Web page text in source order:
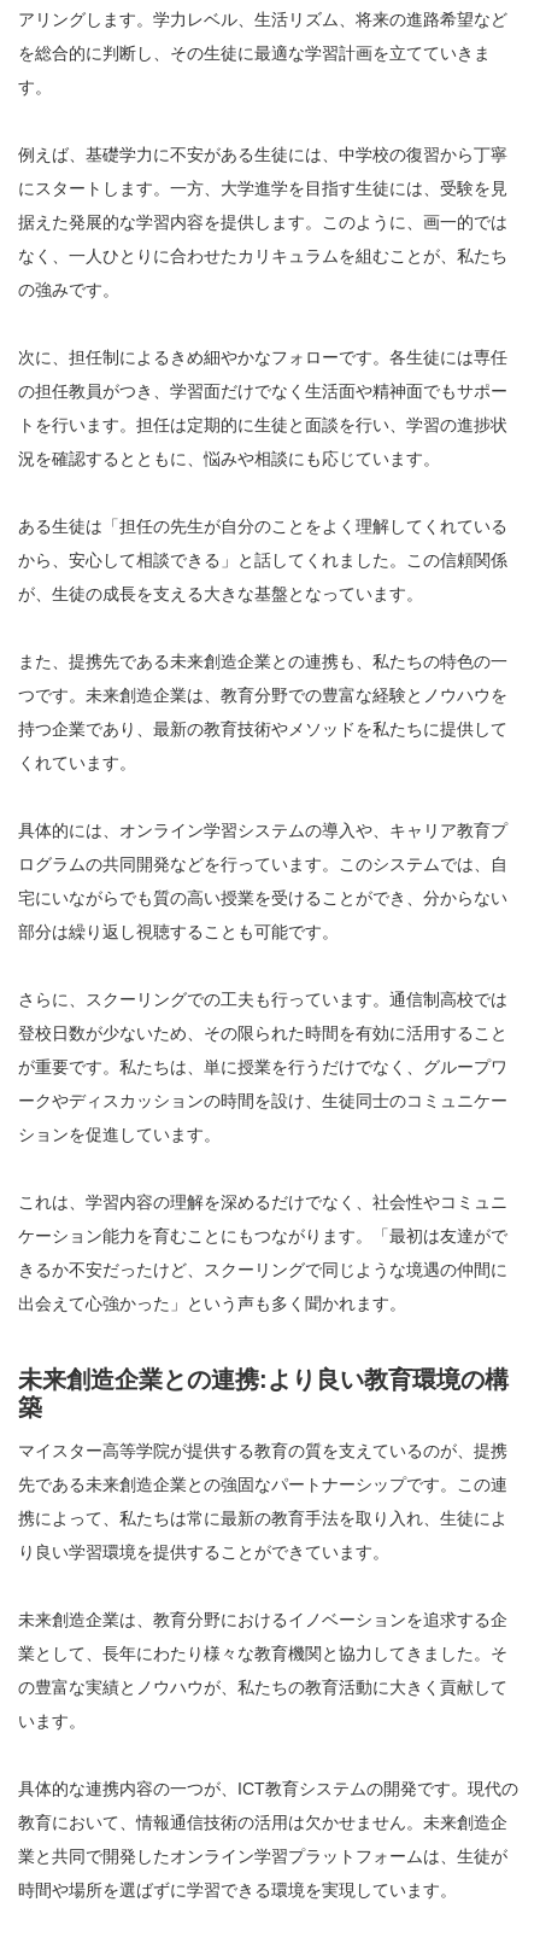
アリングします。学力レベル、生活リズム、将来の進路希望など
を総合的に判断し、その生徒に最適な学習計画を立てていきま
す。
例えば、基礎学力に不安がある生徒には、中学校の復習から丁寧
にスタートします。一方、大学進学を目指す生徒には、受験を見
据えた発展的な学習内容を提供します。このように、画一的では
なく、一人ひとりに合わせたカリキュラムを組むことが、私たち
の強みです。
次に、担任制によるきめ細やかなフォローです。各生徒には専任
の担任教員がつき、学習面だけでなく生活面や精神面でもサポー
トを行います。担任は定期的に生徒と面談を行い、学習の進捗状
況を確認するとともに、悩みや相談にも応じています。
ある生徒は「担任の先生が自分のことをよく理解してくれている
から、安心して相談できる」と話してくれました。この信頼関係
が、生徒の成長を支える大きな基盤となっています。
また、提携先である未来創造企業との連携も、私たちの特色の一
つです。未来創造企業は、教育分野での豊富な経験とノウハウを
持つ企業であり、最新の教育技術やメソッドを私たちに提供して
くれています。
具体的には、オンライン学習システムの導入や、キャリア教育プ
ログラムの共同開発などを行っています。このシステムでは、自
宅にいながらでも質の高い授業を受けることができ、分からない
部分は繰り返し視聴することも可能です。
さらに、スクーリングでの工夫も行っています。通信制高校では
登校日数が少ないため、その限られた時間を有効に活用すること
が重要です。私たちは、単に授業を行うだけでなく、グループワ
ークやディスカッションの時間を設け、生徒同士のコミュニケー
ションを促進しています。
これは、学習内容の理解を深めるだけでなく、社会性やコミュニ
ケーション能力を育むことにもつながります。「最初は友達がで
きるか不安だったけど、スクーリングで同じような境遇の仲間に
出会えて心強かった」という声も多く聞かれます。
未来創造企業との連携:より良い教育環境の構
築
マイスター高等学院が提供する教育の質を支えているのが、提携
先である未来創造企業との強固なパートナーシップです。この連
携によって、私たちは常に最新の教育手法を取り入れ、生徒によ
り良い学習環境を提供することができています。
未来創造企業は、教育分野におけるイノベーションを追求する企
業として、長年にわたり様々な教育機関と協力してきました。そ
の豊富な実績とノウハウが、私たちの教育活動に大きく貢献して
います。
具体的な連携内容の一つが、ICT教育システムの開発です。現代の
教育において、情報通信技術の活用は欠かせません。未来創造企
業と共同で開発したオンライン学習プラットフォームは、生徒が
時間や場所を選ばずに学習できる環境を実現しています。